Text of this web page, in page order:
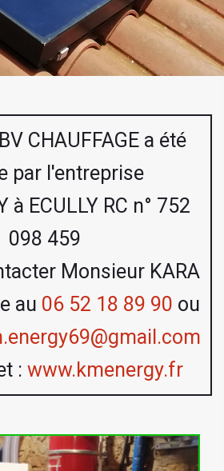
CHAUFFAGE a été
par l'entreprise
à ECULLY RC n° 752
098 459
Monsieur KARA
au 06 52 18 89 90 ou
: www.kmenergy.fr